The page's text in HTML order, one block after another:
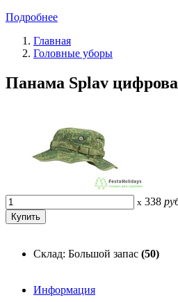
Подробнее
Главная
Головные уборы
Панама Splav
x 338
Склад: Большой запас (50)
Информация